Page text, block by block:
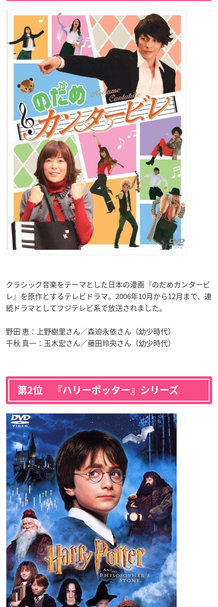
クラシック音楽をテーマとした日本の漫画『のだめカンタービ
レ』を原作とするテレビドラマ。2006年10月から12月まで、連
続ドラマとしてフジテレビ系で放送されました。
野田 恵：上野樹里さん／森迫永依さん（幼少時代）
千秋 真一：玉木宏さん／藤田玲央さん（幼少時代）
第2位 『ハリーポッター』シリーズ